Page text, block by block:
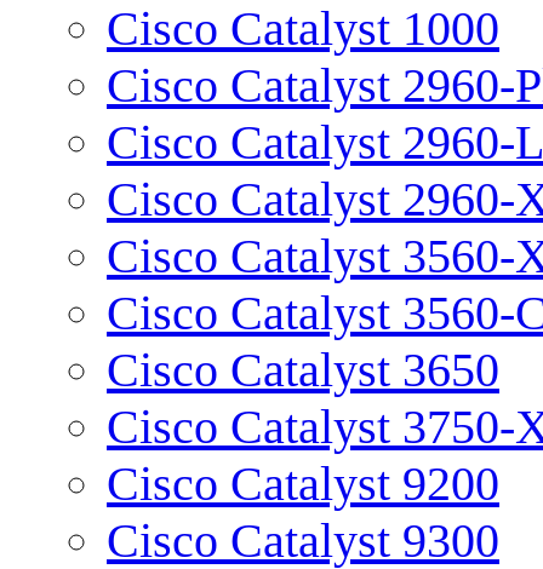
Cisco Catalyst 1000
Cisco Catalyst 2960-
Cisco Catalyst 2960-L
Cisco Catalyst 2960-
Cisco Catalyst 3560-
Cisco Catalyst 3560-
Cisco Catalyst 3650
Cisco Catalyst 3750-
Cisco Catalyst 9200
Cisco Catalyst 9300